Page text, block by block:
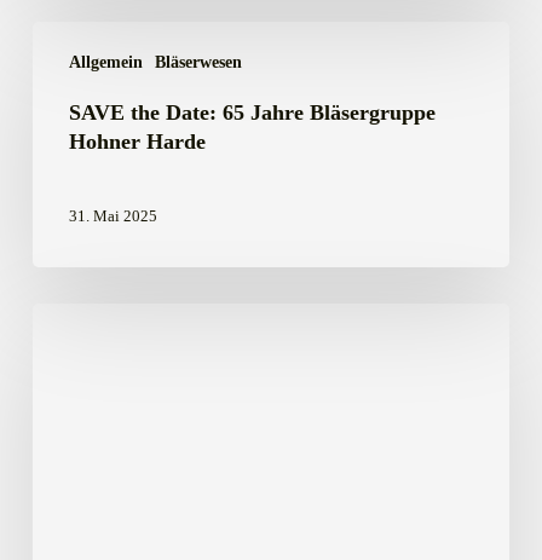
Allgemein Bläserwesen
Hohner
SAVE the Date: 65 Jahre Bläsergruppe
Hohner Harde
31. Mai 2025